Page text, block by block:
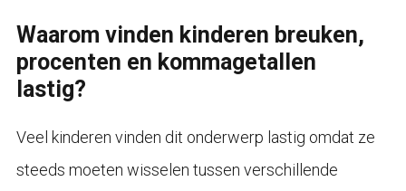
Waarom vinden kinderen breuken,
procenten en kommagetallen
lastig?
Veel kinderen vinden dit onderwerp lastig omdat ze
steeds moeten wisselen tussen verschillende